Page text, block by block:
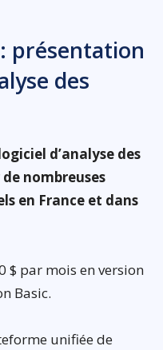
présentation
des
d’analyse des
nombreuses
en France et dans
$ par mois en version
Basic.
unifiée de